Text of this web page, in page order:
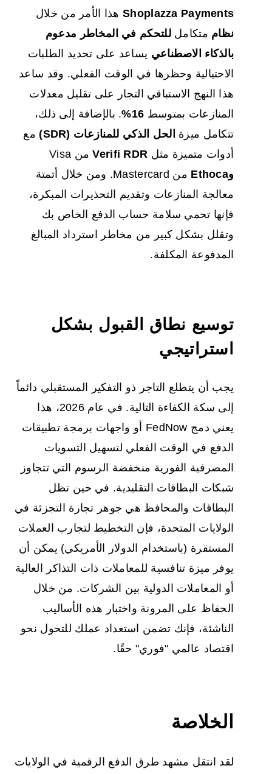
Shoplazza Paymentsهذا الأمر من خلال
نظام متكاملللتحكم في المخاطر مدعوم
بالذكاء الاصطناعي يساعد على تحديد الطلبات
الاحتيالية وحظرها في الوقت الفعلي. وقد ساعد
هذا النهج الاستباقي التجار على تقليل معدلات
المنازعات بمتوسط 16%
. بالإضافة إلى ذلك،
تتكامل ميزة الحل الذكي للمنازعات (SDR)
مع
أدوات متميزة مثل Verifi RDRمن Visa
وEthoca
من Mastercard. ومن خلال أتمتة
معالجة المنازعات وتقديم التحذيرات المبكرة،
فإنها تحمي سلامة حساب الدفع الخاص بك
وتقلل بشكل كبير من مخاطر استرداد المبالغ
المدفوعة المكلفة.
توسيع نطاق القبول بشكل
استراتيجي
يجب أن يتطلع التاجر ذو التفكير المستقبلي دائماً
إلى سكة الكفاءة التالية. في عام 2026، هذا
يعني دمج FedNow أو واجهات برمجة تطبيقات
الدفع في الوقت الفعلي لتسهيل التسويات
المصرفية الفورية منخفضة الرسوم التي تتجاوز
شبكات البطاقات التقليدية. في حين تظل
البطاقات والمحافظ هي جوهر تجارة التجزئة في
الولايات المتحدة، فإن التخطيط لتجارب العملات
المستقرة (باستخدام الدولار الأمريكي) يمكن أن
يوفر ميزة تنافسية للمعاملات ذات التذاكر العالية
أو المعاملات الدولية بين الشركات. من خلال
الحفاظ على المرونة واختبار هذه الأساليب
الناشئة، فإنك تضمن استعداد عملك للتحول نحو
اقتصاد عالمي "فوري" حقًا.
الخلاصة
لقد انتقل مشهد طرق الدفع الرقمية في الولايات